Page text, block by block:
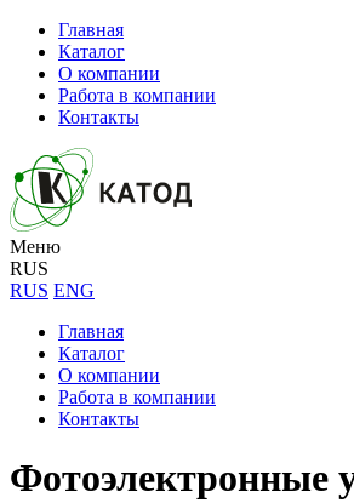
Главная
Каталог
О компании
Работа в компании
Контакты
Меню
RUS
RUS ENG
Главная
Каталог
О компании
Работа в компании
Контакты
Фотоэлектронные